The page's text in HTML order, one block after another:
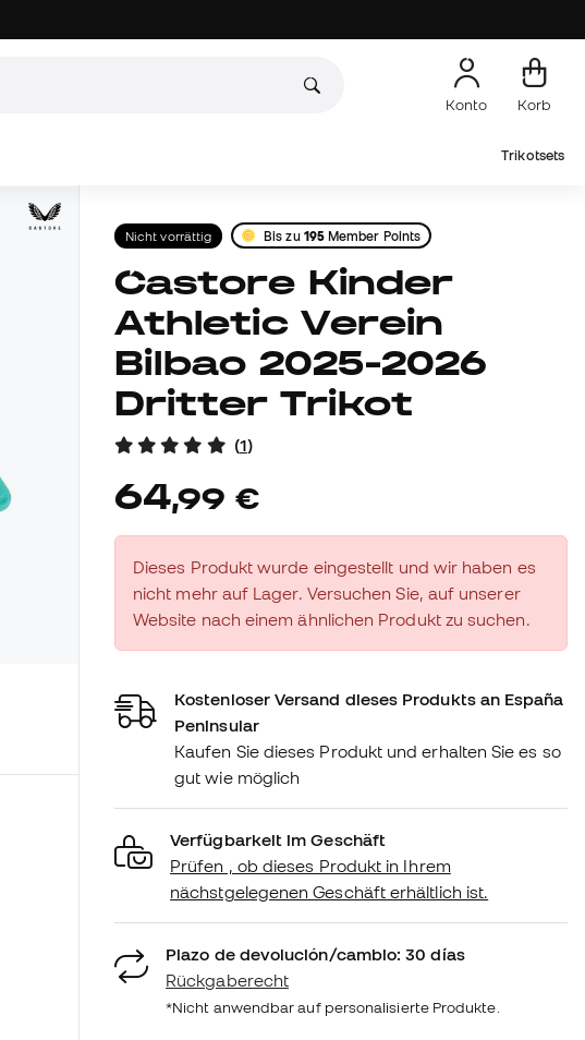
Konto Korb
Trikotsets
Nicht vorrättig Bis zu 195Member Points
Castore Kinder
Athletic Verein
Bilbao 2025-2026
Dritter Trikot
(1)
64,99 €
Dieses Produkt wurde eingestellt und wir haben es
nicht mehr auf Lager. Versuchen Sie, auf unserer
Website nach einem ähnlichen Produkt zu suchen.
Kostenloser Versand dieses Produkts an España
Peninsular
Kaufen Sie dieses Produkt und erhalten Sie es so
gut wie möglich
Verfügbarkeit im Geschäft
Prüfen , ob dieses Produkt in Ihrem
nächstgelegenen Geschäft erhältlich ist.
Plazo de devolución/cambio: 30 días
Rückgaberecht
*Nicht anwendbar auf personalisierte Produkte.